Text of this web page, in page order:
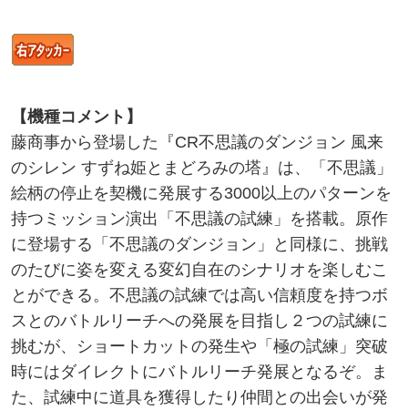
【機種コメント】
藤商事から登場した『CR不思議のダンジョン 風来
のシレン すずね姫とまどろみの塔』は、「不思議」
絵柄の停止を契機に発展する3000以上のパターンを
持つミッション演出「不思議の試練」を搭載。原作
に登場する「不思議のダンジョン」と同様に、挑戦
のたびに姿を変える変幻自在のシナリオを楽しむこ
とができる。不思議の試練では高い信頼度を持つボ
スとのバトルリーチへの発展を目指し２つの試練に
挑むが、ショートカットの発生や「極の試練」突破
時にはダイレクトにバトルリーチ発展となるぞ。ま
た、試練中に道具を獲得したり仲間との出会いが発